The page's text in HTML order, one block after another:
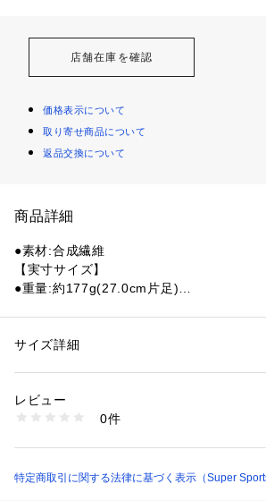
店舗在庫を確認
価格表示について
取り寄せ商品について
返品交換について
商品詳細
●素材:合成繊維
【実寸サイズ】
●重量:約177g(27.0cm片足)
●レギュラーフィット
●テキスタイルライニング
●LIGHTSTRIKE PRO(ライトストライク
ション)アウトソール
性別：メンズ
ニング ＞ ランニングシューズ
1540000473306
サイズ詳細
レビュー
0件
特定商取引に関する法律に基づく表示（Super